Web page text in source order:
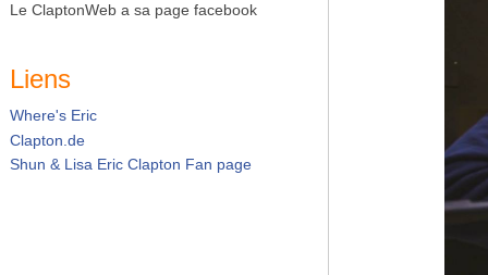
Le ClaptonWeb a sa page facebook
Liens
Where's Eric
Clapton.de
Shun & Lisa Eric Clapton Fan page